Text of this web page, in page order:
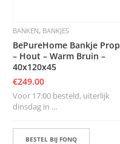
BANKEN, BANKJES
BePureHome Bankje Prop
– Hout – Warm Bruin –
40x120x45
€249.00
Voor 17:00 besteld, uiterlijk
dinsdag in ...
BESTEL BIJ FONQ